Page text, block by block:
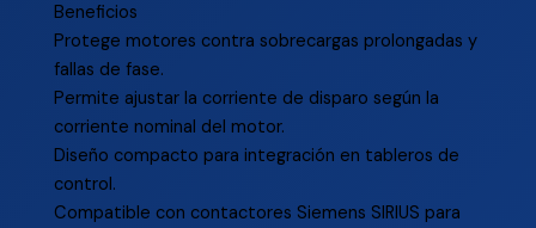
Beneficios
Protege motores contra sobrecargas prolongadas y
fallas de fase.
Permite ajustar la corriente de disparo según la
corriente nominal del motor.
Diseño compacto para integración en tableros de
control.
Compatible con contactores Siemens SIRIUS para